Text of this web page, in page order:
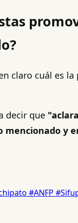
claro cuál es
decir que
y
#ANFP